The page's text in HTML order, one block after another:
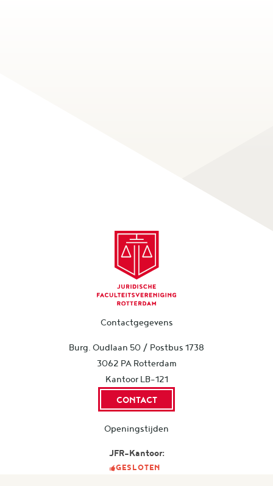
Contactgegevens
Burg. Oudlaan 50 / Postbus 1738
3062 PA Rotterdam
Kantoor LB-121
CONTACT
Openingstijden
JFR-Kantoor:
GESLOTEN